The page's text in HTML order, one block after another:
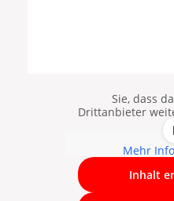
Sie, dass
Drittanbieter
Mehr
Inhalt